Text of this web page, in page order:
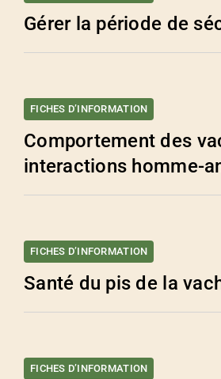
Gérer la période de
FICHES D’INFORMATION
Comportement des
interactions homme-
FICHES D’INFORMATION
Santé du pis de la
FICHES D’INFORMATION